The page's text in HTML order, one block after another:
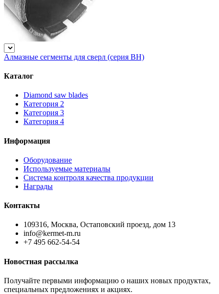
Алмазные сегменты для сверл (серия BH)
Каталог
Diamond saw blades
Категория 2
Категория 3
Категория 4
Информация
Оборудование
Используемые материалы
Система контроля качества продукции
Награды
Контакты
109316, Москва, Остаповский проезд, дом 13
info@kermet-m.ru
+7 495 662-54-54
Новостная рассылка
Получайте первыми информацию о наших новых продуктах,
специальных предложениях и акциях.